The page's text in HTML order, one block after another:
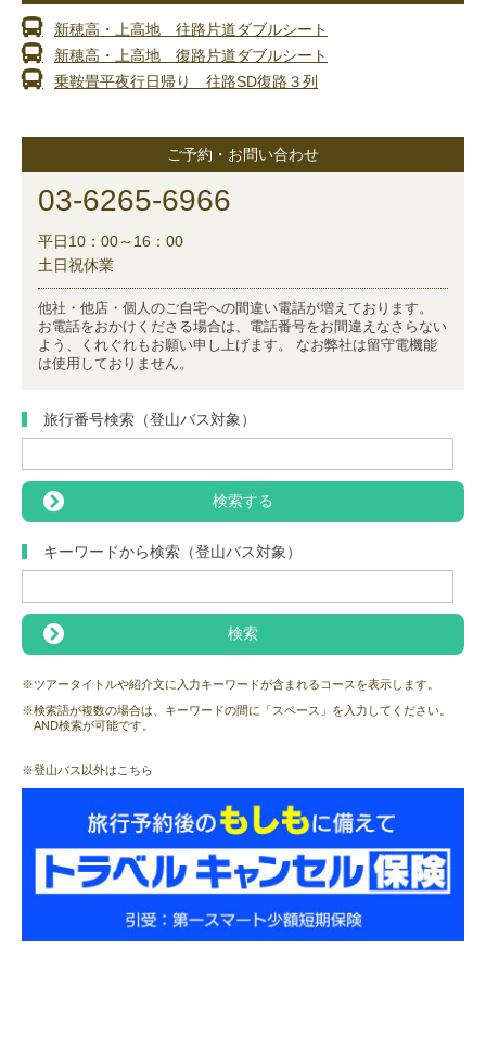
新穂高・上高地 往路片道ダブルシート
新穂高・上高地 復路片道ダブルシート
乗鞍畳平夜行日帰り 往路SD復路３列
ご予約・お問い合わせ
03-6265-6966
平日10：00～16：00
土日祝休業
他社・他店・個人のご自宅への間違い電話が増えております。
お電話をおかけくださる場合は、電話番号をお間違えなさらない
よう、くれぐれもお願い申し上げます。 なお弊社は留守電機能
は使用しておりません。
旅行番号検索（登山バス対象）
キーワードから検索（登山バス対象）
※ツアータイトルや紹介文に入力キーワードが含まれるコースを表示します。
※検索語が複数の場合は、キーワードの間に「スペース」を入力してください。
AND検索が可能です。
※登山バス以外は こちら